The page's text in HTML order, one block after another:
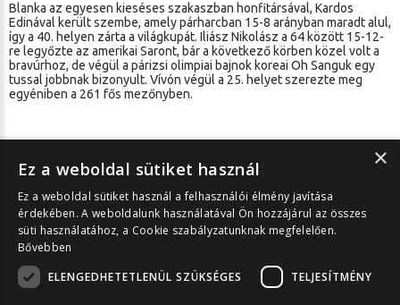
Blanka az egyesen kieséses szakaszban honfitársával, Kardos
Edinával került szembe, amely párharcban 15-8 arányban maradt alul,
így a 40. helyen zárta a világkupát. Iliász Nikolász a 64 között 15-12-
re legyőzte az amerikai Saront, bár a következő körben közel volt a
bravúrhoz, de végül a párizsi olimpiai bajnok koreai Oh Sanguk egy
tussal jobbnak bizonyult. Vívón végül a 25. helyet szerezte meg
egyéniben a 261 fős mezőnyben.
Cikk nyomtatása
×
Ez a weboldal sütiket használ
Ez a weboldal sütiket használ a felhasználói élmény javítása
érdekében. A weboldalunk használatával Ön hozzájárul az összes
süti használatához, a Cookie szabályzatunknak megfelelően.
Bővebben
ELENGEDHETETLENÜL SZÜKSÉGES
TELJESÍTMÉNY